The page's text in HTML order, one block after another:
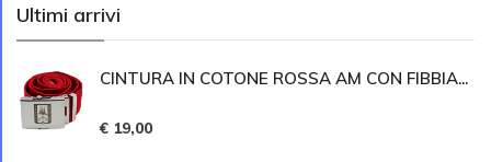
Ultimi arrivi
CINTURA IN COTONE ROSSA AM CON FIBBIA...
€ 19,00